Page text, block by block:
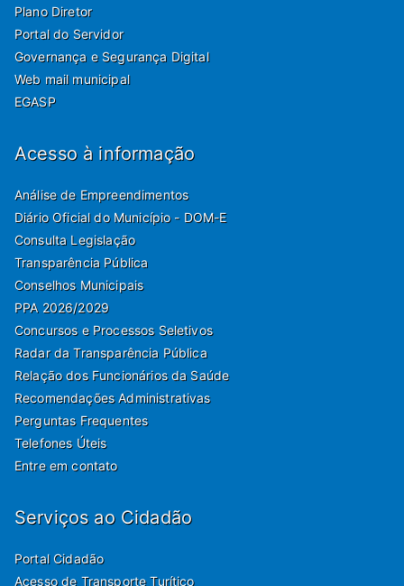
Plano Diretor
Portal do Servidor
Governança e Segurança Digital
Web mail municipal
EGASP
Acesso à informação
Análise de Empreendimentos
Diário Oficial do Município - DOM-E
Consulta Legislação
Transparência Pública
Conselhos Municipais
PPA 2026/2029
Concursos e Processos Seletivos
Radar da Transparência Pública
Relação dos Funcionários da Saúde
Recomendações Administrativas
Perguntas Frequentes
Telefones Úteis
Entre em contato
Serviços ao Cidadão
Portal Cidadão
Acesso de Transporte Turítico